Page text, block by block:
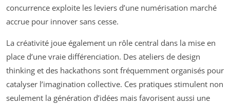
concurrence exploite les leviers d’une numérisation marché
accrue pour innover sans cesse.
La créativité joue également un rôle central dans la mise en
place d’une vraie différenciation. Des ateliers de design
thinking et des hackathons sont fréquemment organisés pour
catalyser l’imagination collective. Ces pratiques stimulent non
seulement la génération d’idées mais favorisent aussi une